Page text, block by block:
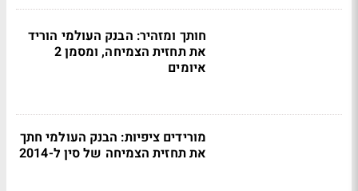
חותך ומזהיר: הבנק העולמי הוריד
את תחזית הצמיחה, ומסמן 2
איומים
מורידים ציפיות: הבנק העולמי חתך
את תחזית הצמיחה של סין ל-2014